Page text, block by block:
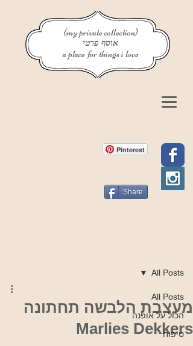
{my private collection}
אוסף פרטי
a place for things i love
Pinterest
Share
All Posts
הכול על אופנה
טיפוח
All Posts
מעצבת הלבשה תחתונה
Marlies Dekkers